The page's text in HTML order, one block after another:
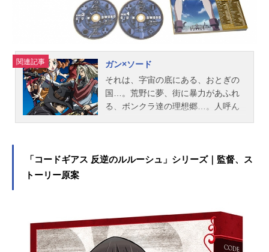
（ハチマキ）は、宇宙産業の大手・
テクノーラ社の社員。デブリ回収船
トイボックスに乗り込み、仲間のフ
任にあたっている。ハチマキを中心
に、新入社員タナベの登場、宇宙開
発に反対するテロ組織「宇宙防衛戦
線」の暗躍、木星往還船フォン・ブ
ラウン号の建造など、様々なドラマ
が描かれてゆく。作品名プラネテス
年10月4日（土）～2004年4月17日
（土）NHKにて話数全26話キャスト
関連記事
ガン×ソード
それは、字宙の底にある、おとぎの
国…。荒野に夢、街に暴力があふれ
る、ボンクラ達の理想郷…。人呼ん
の名はウェンディ。荒野の果て、一
TVアニメスケジュール2005年7月4日
（月）～2005年12月26日（月）テレ
ビ東京ほか話数全26話キャストヴァ
「コードギアス 反逆のルルーシュ」シリーズ｜監督、ス
トーリー原案